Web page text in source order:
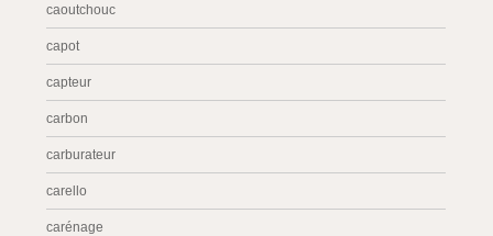
caoutchouc
capot
capteur
carbon
carburateur
carello
carénage